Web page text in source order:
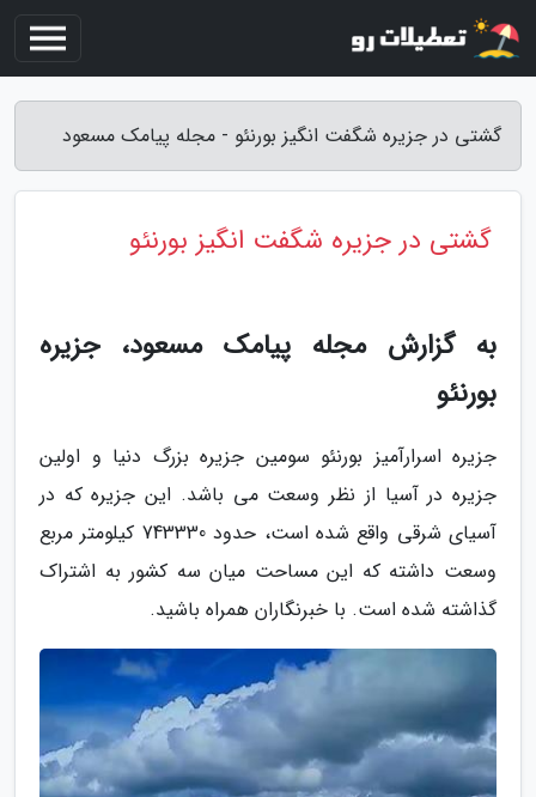
گشتی در جزیره شگفت انگیز بورنئو - مجله پیامک مسعود
گشتی در جزیره شگفت انگیز بورنئو
به گزارش مجله پیامک مسعود، جزیره
بورنئو
جزیره اسرارآمیز بورنئو سومین جزیره بزرگ دنیا و اولین
جزیره در آسیا از نظر وسعت می باشد. این جزیره که در
آسیای شرقی واقع شده است، حدود 743330 کیلومتر مربع
وسعت داشته که این مساحت میان سه کشور به اشتراک
گذاشته شده است. با خبرنگاران همراه باشید.